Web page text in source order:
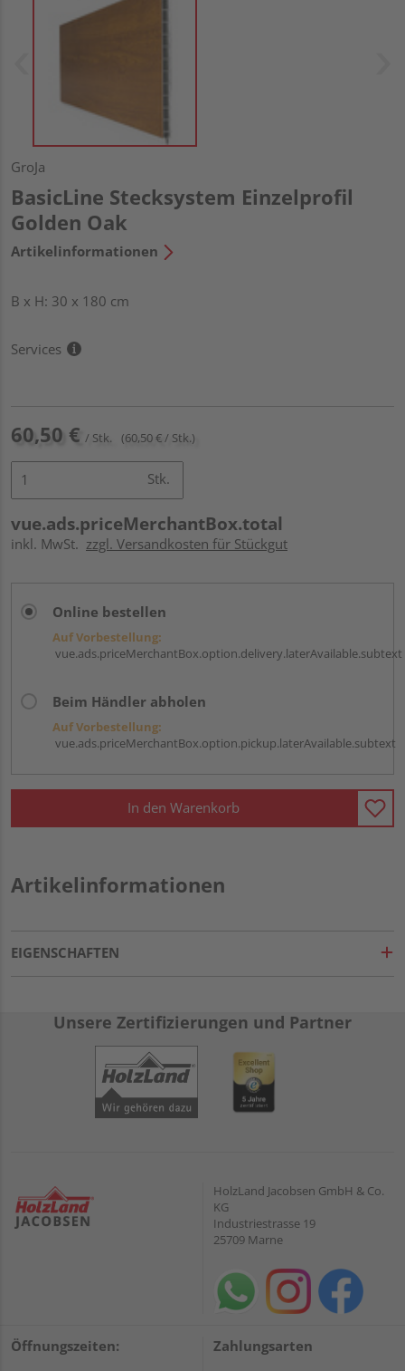
GroJa
BasicLine Stecksystem Einzelprofil
Golden Oak
Artikelinformationen
B x H: 30 x 180 cm
Services
60,50 € / Stk. (60,50 € / Stk.)
Stk.
vue.ads.priceMerchantBox.total
inkl. MwSt. zzgl. Versandkosten für Stückgut
Online bestellen
Auf Vorbestellung:
vue.ads.priceMerchantBox.option.delivery.laterAvailable.subtext
Beim Händler abholen
Auf Vorbestellung:
vue.ads.priceMerchantBox.option.pickup.laterAvailable.subtext
In den Warenkorb
Artikelinformationen
EIGENSCHAFTEN
Unsere Zertifizierungen und Partner
HolzLand Jacobsen GmbH & Co.
KG
Industriestrasse 19
25709 Marne
Öffnungszeiten: Zahlungsarten